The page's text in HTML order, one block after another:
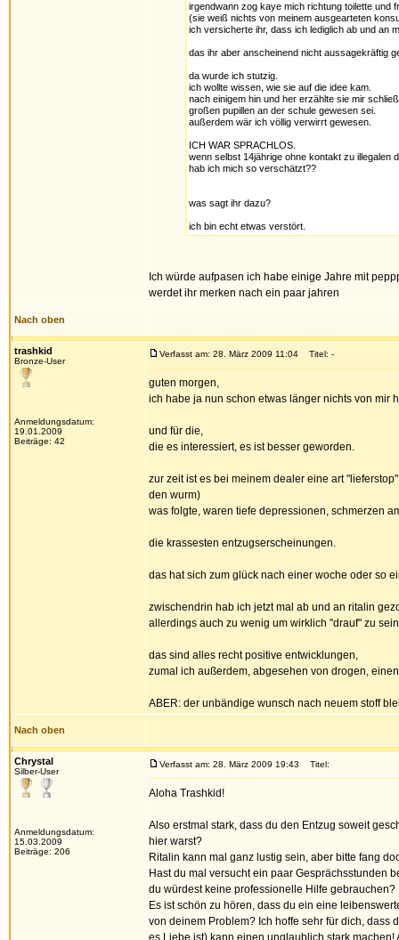
irgendwann zog kaye mich richtung toilette und
(sie weiß nichts von meinem ausgearteten
ich versicherte ihr, dass ich lediglich ab und an
das ihr aber anscheinend nicht aussagekräftig
da wurde ich stutzig.
ich wollte wissen, wie sie auf die idee kam.
nach einigem hin und her erzählte sie mir
großen pupillen an der schule gewesen sei.
außerdem wär ich völlig verwirrt gewesen.
ICH WAR SPRACHLOS.
wenn selbst 14jährige ohne kontakt zu illegalen
hab ich mich so verschätzt??
was sagt ihr dazu?
ich bin echt etwas verstört.
Ich würde aufpasen ich habe einige Jahre mit
werdet ihr merken nach ein paar jahren
Nach oben
trashkid
Bronze-User
Anmeldungsdatum:
19.01.2009
Beiträge: 42
Verfasst am: 28. März 2009 11:04 Titel: -
guten morgen,
ich habe ja nun schon etwas länger nichts von mir
und für die,
die es interessiert, es ist besser geworden.
zur zeit ist es bei meinem dealer eine art
den wurm)
was folgte, waren tiefe depressionen, schmerzen
die krassesten entzugserscheinungen.
das hat sich zum glück nach einer woche oder so
zwischendrin hab ich jetzt mal ab und an ritalin
allerdings auch zu wenig um wirklich "drauf" zu
das sind alles recht positive entwicklungen,
zumal ich außerdem, abgesehen von drogen,
ABER: der unbändige wunsch nach neuem stoff
Nach oben
Chrystal
Silber-User
Anmeldungsdatum:
15.03.2009
Beiträge: 206
Verfasst am: 28. März 2009 19:43 Titel:
Aloha Trashkid!
Also erstmal stark, dass du den Entzug soweit
hier warst?
Ritalin kann mal ganz lustig sein, aber bitte fang
Hast du mal versucht ein paar Gesprächsstunden
du würdest keine professionelle Hilfe gebrauchen?
Es ist schön zu hören, dass du ein eine
von deinem Problem? Ich hoffe sehr für dich, dass
es Liebe ist) kann einen unglaublich stark